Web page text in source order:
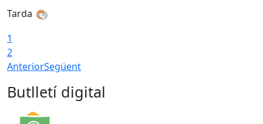
Tarda
1
2
AnteriorSegüent
Butlletí digital